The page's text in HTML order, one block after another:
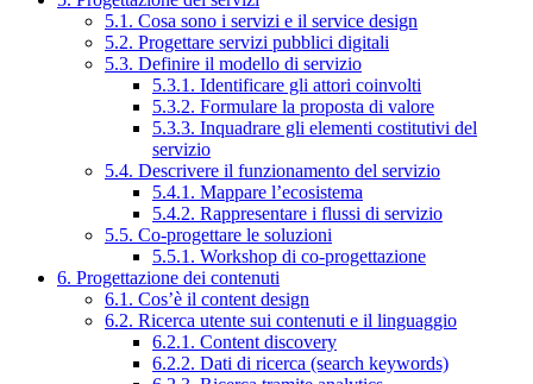
5.1. Cosa sono i servizi e il service design
5.2. Progettare servizi pubblici digitali
5.3. Definire il modello di servizio
5.3.1. Identificare gli attori coinvolti
5.3.2. Formulare la proposta di valore
5.3.3. Inquadrare gli elementi costitutivi del
servizio
5.4. Descrivere il funzionamento del servizio
5.4.1. Mappare l’ecosistema
5.4.2. Rappresentare i flussi di servizio
5.5. Co-progettare le soluzioni
5.5.1. Workshop di co-progettazione
6. Progettazione dei contenuti
6.1. Cos’è il content design
6.2. Ricerca utente sui contenuti e il linguaggio
6.2.1. Content discovery
6.2.2. Dati di ricerca (search keywords)